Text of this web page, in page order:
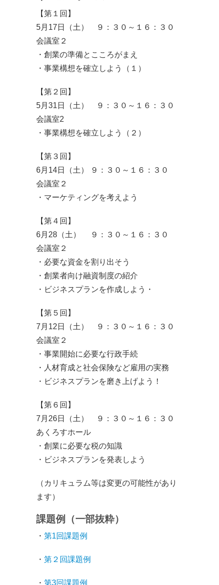
【第１回】
5月17日（土） ９：３０～１６：３０
会議室２
・創業の準備とこころがまえ
・事業構想を確立しよう（１）
【第２回】
5月31日（土） ９：３０～１６：３０
会議室2
・事業構想を確立しよう（２）
【第３回】
6月14日（土）
９：３０～１６：３０
会議室２
・マーケティングを考えよう
【第４回】
6月28（土） ９：３０～１６：３０
会議室２
・必要な資金を割り出そう
・創業者向け融資制度の紹介
・ビジネスプランを作成しよう・
【第５回】
7月12日（土） ９：３０～１６：３０
会議室２
・事業開始に必要な行政手続
・人材育成と社会保険など雇用の実務
・ビジネスプランを磨き上げよう！
【第６回】
7月26日（土） ９：３０～１６：３０
あくろすホール
・創業に必要な税の知識
・ビジネスプランを発表しよう
（カリキュラム等は変更の可能性があり
ます）
課題例（一部抜粋）
・ 第1回課題例
・ 第２回課題例
・ 第3回課題例